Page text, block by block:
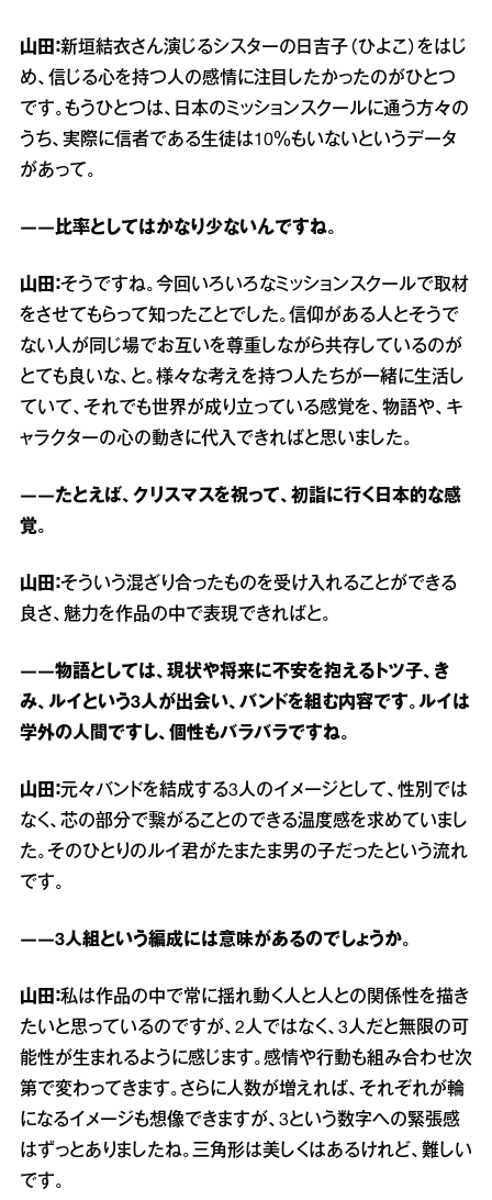
山田：新垣結衣さん演じるシスターの日吉子（ひよこ）をはじ
め、信じる心を持つ人の感情に注目したかったのがひとつ
です。もうひとつは、日本のミッションスクールに通う方々の
うち、実際に信者である生徒は10％もいないというデータ
があって。
――比率としてはかなり少ないんですね。
山田：そうですね。今回いろいろなミッションスクールで取材
をさせてもらって知ったことでした。信仰がある人とそうで
ない人が同じ場でお互いを尊重しながら共存しているのが
とても良いな、と。様々な考えを持つ人たちが一緒に生活し
ていて、それでも世界が成り立っている感覚を、物語や、キ
ャラクターの心の動きに代入できればと思いました。
――たとえば、クリスマスを祝って、初詣に行く日本的な感
覚。
山田：そういう混ざり合ったものを受け入れることができる
良さ、魅力を作品の中で表現できればと。
――物語としては、現状や将来に不安を抱えるトツ子、き
み、ルイという3人が出会い、バンドを組む内容です。ルイは
学外の人間ですし、個性もバラバラですね。
山田：元々バンドを結成する3人のイメージとして、性別では
なく、芯の部分で繋がることのできる温度感を求めていまし
た。そのひとりのルイ君がたまたま男の子だったという流れ
です。
――3人組という編成には意味があるのでしょうか。
山田：私は作品の中で常に揺れ動く人と人との関係性を描き
たいと思っているのですが、2人ではなく、3人だと無限の可
能性が生まれるように感じます。感情や行動も組み合わせ次
第で変わってきます。さらに人数が増えれば、それぞれが輪
になるイメージも想像できますが、3という数字への緊張感
はずっとありましたね。三角形は美しくはあるけれど、難しい
です。